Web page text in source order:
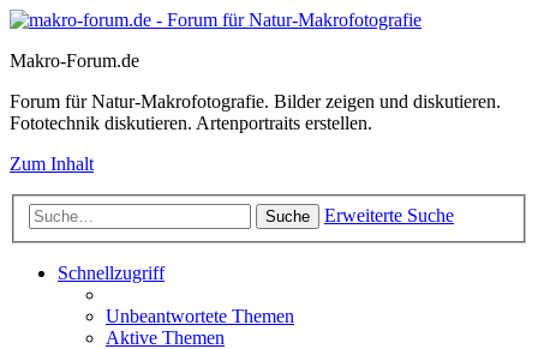
Makro-Forum.de
Forum für Natur-Makrofotografie. Bilder zeigen und diskutieren.
Fototechnik diskutieren. Artenportraits erstellen.
Zum Inhalt
Suche Erweiterte Suche
Schnellzugriff
Unbeantwortete Themen
Aktive Themen